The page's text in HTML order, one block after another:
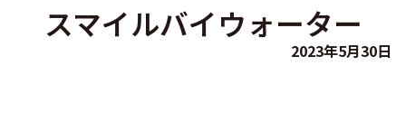
スマイルバイウォーター
2023年5月30日